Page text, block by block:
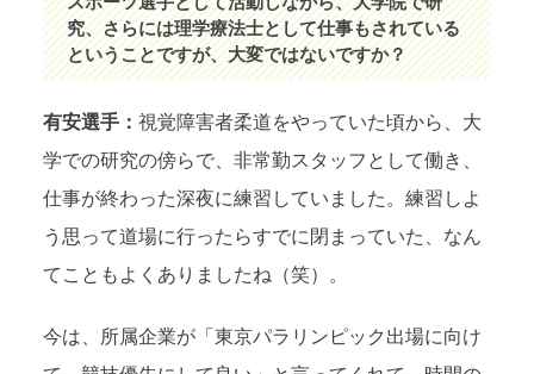
究、さらには理学療法士として仕事もされている
ということですが、大変ではないですか？
有安選手： 視覚障害者柔道をやっていた頃から、大
学での研究の傍らで、非常勤スタッフとして働き、
仕事が終わった深夜に練習していました。練習しよ
う思って道場に行ったらすでに閉まっていた、なん
てこともよくありましたね（笑）。
今は、所属企業が「東京パラリンピック出場に向け